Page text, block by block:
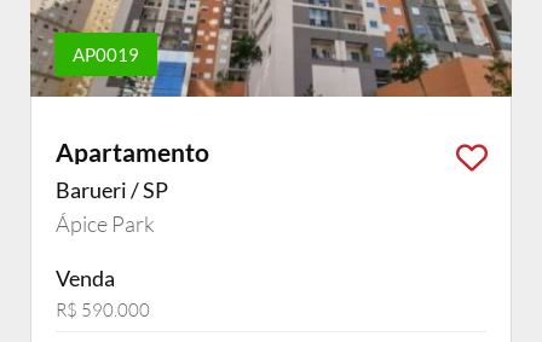
AP0019
Apartamento
Barueri / SP
Ápice Park
Venda
R$ 590.000